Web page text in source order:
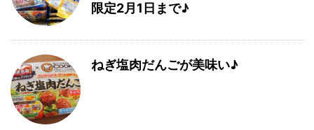
限定2月1日まで♪
ねぎ塩肉だんごが美味い♪